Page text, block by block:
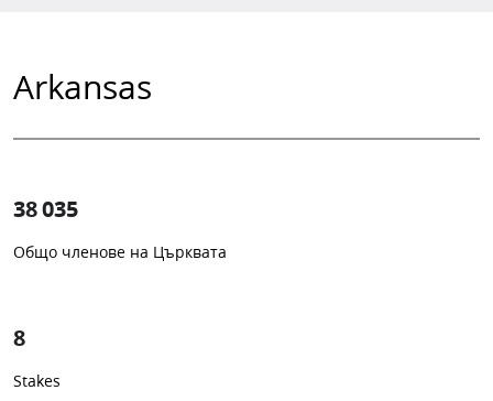
Arkansas
38 035
Общо членове на Църквата
1 -in-
8
Stakes